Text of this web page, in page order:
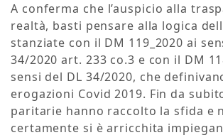
A conferma che l’auspicio alla
realtà, basti pensare alla logica
stanziate con il DM 119_2020 ai
34/2020 art. 233 co.3 e con il DM
sensi del DL 34/2020, che
erogazioni Covid 2019. Fin da
paritarie hanno raccolto la sfida e
certamente si è arricchita